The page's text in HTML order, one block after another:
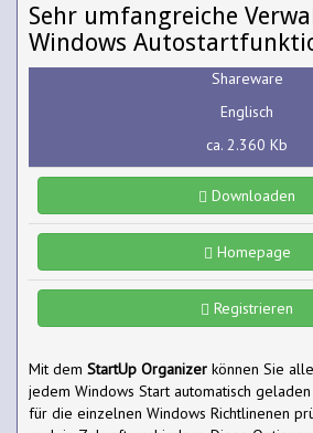
Sehr umfangreiche
Windows
Shareware
Englisch
ca. 2.360 Kb
Downloaden
Homepage
Registrieren
Mit dem StartUp Organizer können Sie
jedem Windows Start automatisch
für die einzelnen Windows Richtlinenen